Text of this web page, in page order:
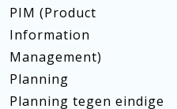
PIM (Product
Information
Management)
Planning
Planning tegen eindige